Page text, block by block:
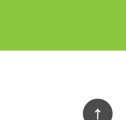
↑